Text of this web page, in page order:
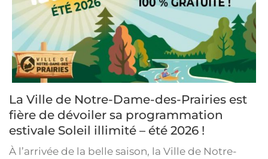
La Ville de Notre-Dame-des-Prairies est
fière de dévoiler sa programmation
estivale Soleil illimité – été 2026 !
À l’arrivée de la belle saison, la Ville de Notre-